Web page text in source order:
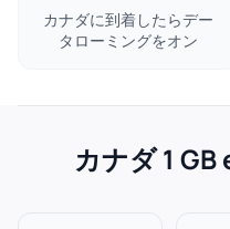
カナダに到着したらデー
タローミングをオン
カナダ 1